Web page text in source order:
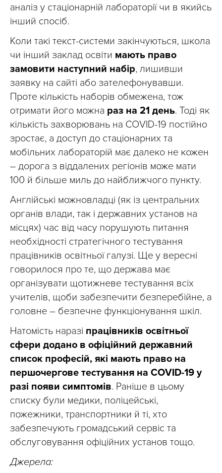
аналіз у стаціонарній лабораторії чи в якийсь
інший спосіб.
Коли такі текст-системи закінчуються, школа
чи інший заклад освіти мають право
замовити наступний набір, лишивши
заявку на сайті або зателефонувавши.
Проте кількість наборів обмежена, тож
отримати його можна раз на 21 день. Тоді як
кількість захворювань на COVID-19 постійно
зростає, а доступ до стаціонарних та
мобільних лабораторій має далеко не кожен
– дорога з віддалених регіонів може мати
100 й більше миль до найближчого пункту.
Англійські можновладці (як із центральних
органів влади, так і державних установ на
місцях) час від часу порушують питання
необхідності стратегічного тестування
працівників освітньої галузі. Ще у вересні
говорилося про те, що держава має
організувати щотижневе тестування всіх
учителів, щоби забезпечити безперебійне, а
головне – безпечне функціонування шкіл.
Натомість наразі працівників освітньої
сфери додано в офіційний державний
список професій, які мають право на
першочергове тестування на COVID-19 у
разі появи симптомів. Раніше в цьому
списку були медики, поліцейські,
пожежники, транспортники й ті, хто
забезпечують громадський сервіс та
обслуговування офіційних установ тощо.
Джерела: